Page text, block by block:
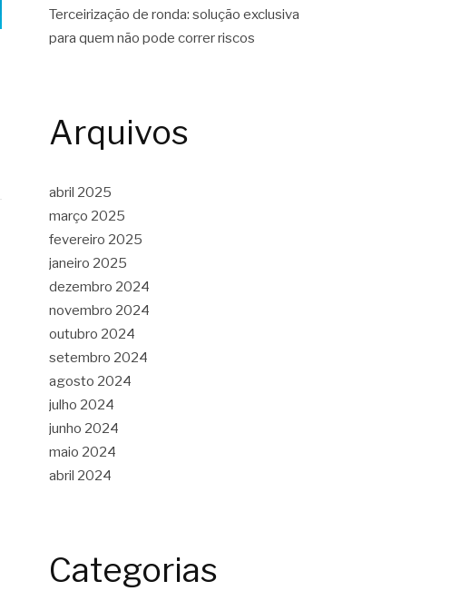
Terceirização de ronda: solução exclusiva
para quem não pode correr riscos
Arquivos
abril 2025
março 2025
fevereiro 2025
janeiro 2025
dezembro 2024
novembro 2024
outubro 2024
setembro 2024
agosto 2024
julho 2024
junho 2024
maio 2024
abril 2024
Categorias